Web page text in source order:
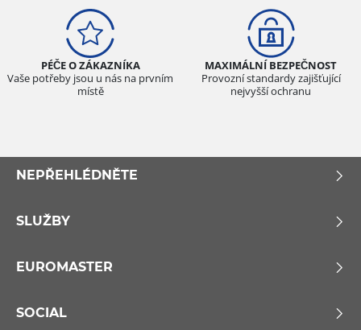
PÉČE O ZÁKAZNÍKA
Vaše potřeby jsou u nás na prvním
místě
MAXIMÁLNÍ BEZPEČNOST
Provozní standardy zajišťující
nejvyšší ochranu
NEPŘEHLÉDNĚTE
SLUŽBY
EUROMASTER
SOCIAL